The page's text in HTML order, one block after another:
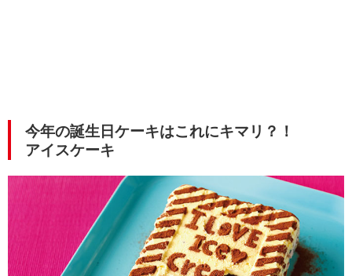
今年の誕生日ケーキはこれにキマリ？！
アイスケーキ